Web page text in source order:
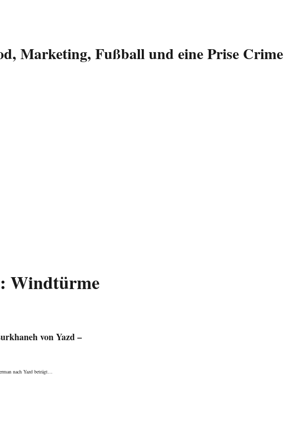
Marketing, Fußball und eine Prise Crime
Windtürme
von Yazd –
nach Yazd beträgt…